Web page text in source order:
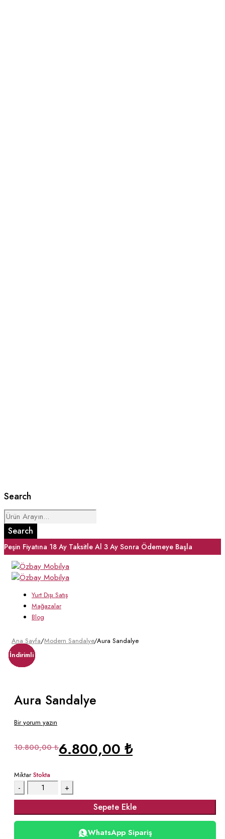
Search
Peşin Fiyatına 18 Ay Taksitle Al 3 Ay Sonra Ödemeye Başla
Yurt Dışı Satış
Mağazalar
Blog
Ana Sayfa/Modern Sandalye/Aura Sandalye
Aura Sandalye
Bir yorum yazın
10.800,00₺
Orijinal
10.800,00 ₺.
6.800,00 ₺
Şu
fiyat:
6.800,00 ₺.
Miktar Stokta
Miktar
Sepete Ekle
WhatsApp Sipariş
İndirimli
İndirimli
İndirimli
İndirimli
İndirimli
İndirimli
İndirimli
İndirimli
İndirimli
İndirimli
İndirimli
İndirimli
İndirimli
İndirimli